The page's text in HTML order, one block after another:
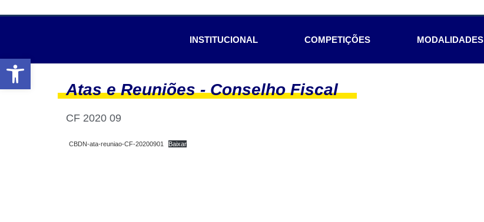
Abrir a barra de ferramentas
INSTITUCIONAL COMPETIÇÕES MODALIDADES
Atas e Reuniões -Conselho Fiscal
CF 2020 09
CBDN-ata-reuniao-CF-20200901 Baixar